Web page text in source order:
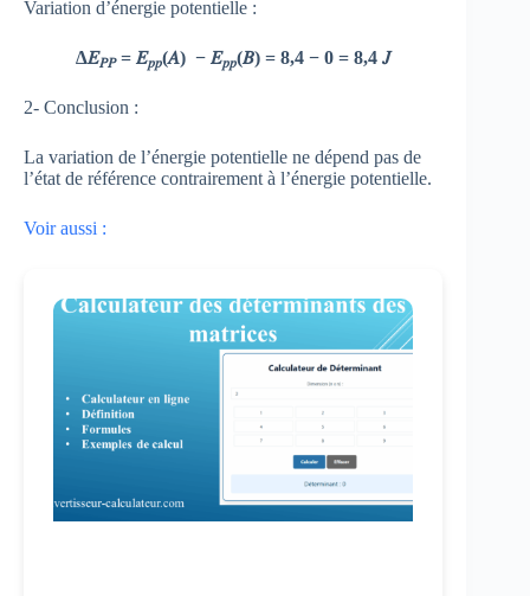
Variation d’énergie potentielle :
∆𝐸𝑃𝑃= 𝐸𝑝𝑝(𝐴) − 𝐸𝑝𝑝(𝐵) = 8,4 − 0 = 8,4𝐽
2- Conclusion :
La variation de l’énergie potentielle ne dépend pas de
l’état de référence contrairement à l’énergie potentielle.
Voir aussi :